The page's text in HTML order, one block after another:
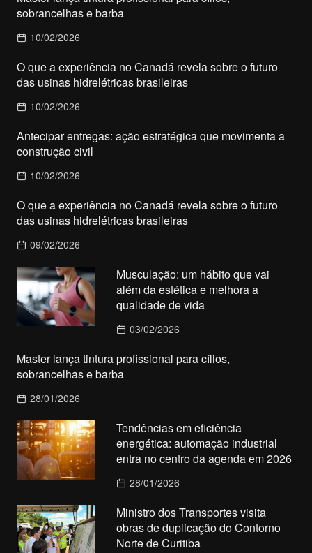
sobrancelhas e barba
10/02/2026
O que a experiência no Canadá revela sobre o futuro
das usinas hidrelétricas brasileiras
10/02/2026
Antecipar entregas: ação estratégica que movimenta a
construção civil
10/02/2026
O que a experiência no Canadá revela sobre o futuro
das usinas hidrelétricas brasileiras
09/02/2026
Musculação: um hábito que vai
além da estética e melhora a
qualidade de vida
03/02/2026
Master lança tintura profissional para cílios,
sobrancelhas e barba
28/01/2026
Tendências em eficiência
energética: automação industrial
entra no centro da agenda em 2026
28/01/2026
Ministro dos Transportes visita
obras de duplicação do Contorno
Norte de Curitiba